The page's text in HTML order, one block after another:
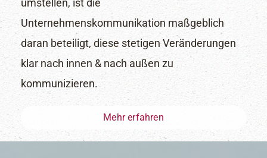
umstellen, ist die
Unternehmenskommunikation maßgeblich
daran beteiligt, diese stetigen Veränderungen
klar nach innen & nach außen zu
kommunizieren.
Mehr erfahren